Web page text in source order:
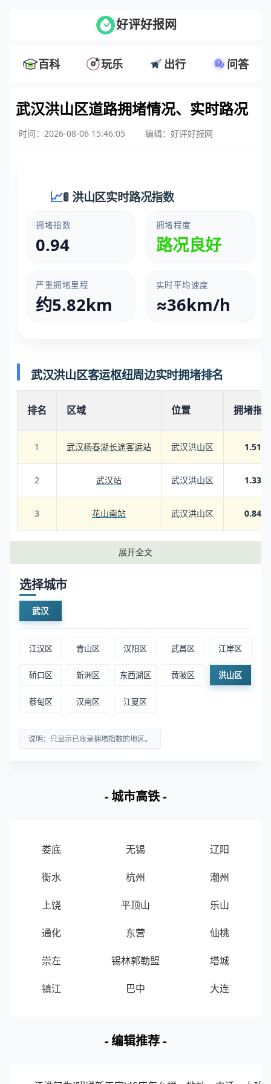
好评好报网
百科 玩乐 出行 问答
武汉洪山区道路拥堵情况、实时路况
时间：2026-08-06 15:46:05 编辑：好评好报网
🚦 洪山区实时路况指数
拥堵指数
0.94
拥堵程度
路况良好
严重拥堵里程
约5.82km
实时平均速度
≈36km/h
武汉洪山区客运枢纽周边实时拥堵排名
排名 区域 位置 拥堵指
1 武汉杨春湖长途客运站 武汉洪山区 1.51
2 武汉站 武汉洪山区 1.33
3 花山南站 武汉洪山区 0.84
📊 数据说明：客流指数为区域范围内实时客流的指
数化值，客流指数越大表示该区域内客流越多。
武汉洪山区景区周边实时拥堵排名
1 东湖落雁景区
马鞍山森林公园
数化值，客流指数越大表示该区域内客流越多。
武汉洪山区商场周边实时拥堵排名
拥堵指数
南湖维嘉佰港城 武汉洪山区
4 世界城光谷步行街 武汉洪山区 0.89
展开全文
选择城市
武汉
江汉区 青山区 汉阳区 武昌区 江岸区
硚口区 新洲区 东西湖区 黄陂区 洪山区
蔡甸区 汉南区 江夏区
说明：只显示已收录拥堵指数的地区。
- 城市高铁 -
娄底 无锡 辽阳
衡水 杭州 潮州
上饶 平顶山 乐山
通化 东营 仙桃
崇左 锡林郭勒盟 塔城
镇江 巴中 大连
- 编辑推荐 -